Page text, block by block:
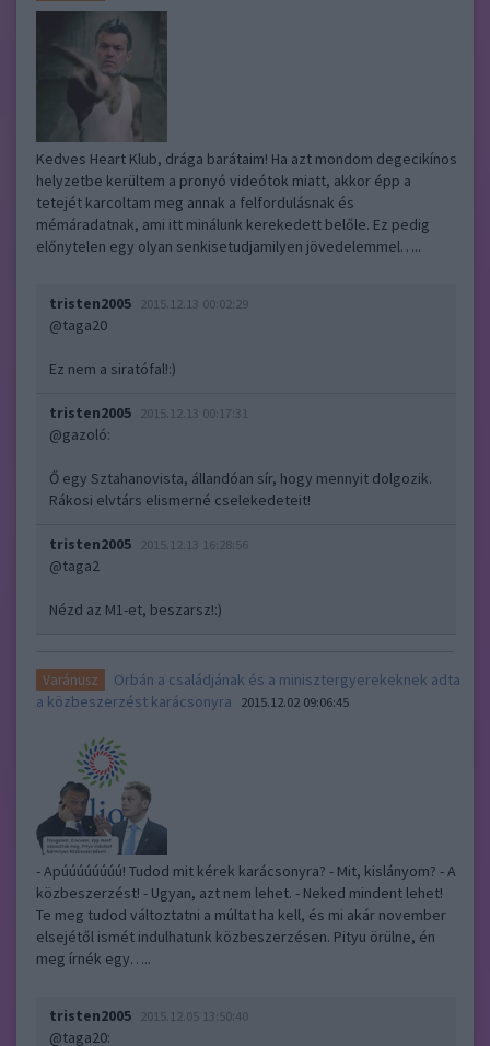
Kedves Heart Klub, drága barátaim! Ha azt mondom degecikínos
helyzetbe kerültem a pronyó videótok miatt, akkor épp a
tetejét karcoltam meg annak a felfordulásnak és
mémáradatnak, ami itt minálunk kerekedett belőle. Ez pedig
előnytelen egy olyan senkisetudjamilyen jövedelemmel…..
tristen2005 2015.12.13 00:02:29
@taga20
Ez nem a siratófal!:)
tristen2005 2015.12.13 00:17:31
@gazoló:
Ő egy Sztahanovista, állandóan sír, hogy mennyit dolgozik.
Rákosi elvtárs elismerné cselekedeteit!
tristen2005 2015.12.13 16:28:56
@taga2
Nézd az M1-et, beszarsz!:)
Varánusz
Orbán a családjának és a minisztergyerekeknek adta
a közbeszerzést karácsonyra
2015.12.02 09:06:45
- Apúúúúúúúú! Tudod mit kérek karácsonyra? - Mit, kislányom? - A
közbeszerzést! - Ugyan, azt nem lehet. - Neked mindent lehet!
Te meg tudod változtatni a múltat ha kell, és mi akár november
elsejétől ismét indulhatunk közbeszerzésen. Pityu örülne, én
meg írnék egy…..
tristen2005 2015.12.05 13:50:40
@taga20: